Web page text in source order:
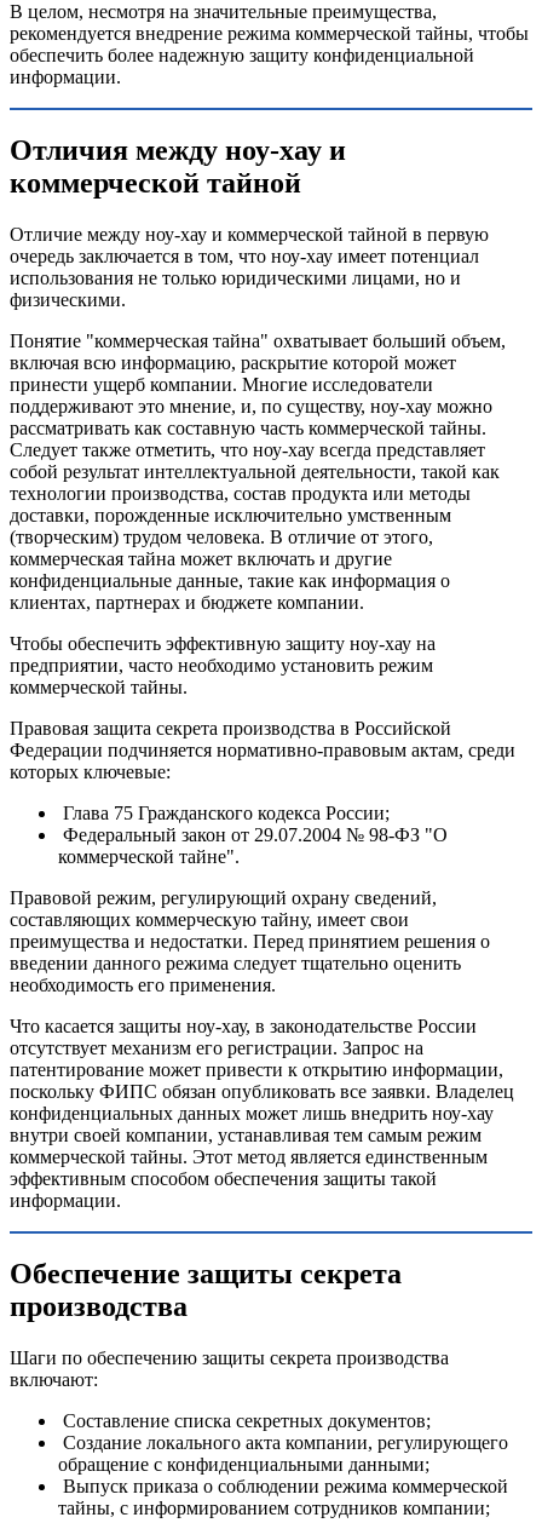
В целом, несмотря на значительные преимущества,
рекомендуется внедрение режима коммерческой тайны, чтобы
обеспечить более надежную защиту конфиденциальной
информации.
Отличия между ноу-хау и
коммерческой тайной
Отличие между ноу-хау и коммерческой тайной в первую
очередь заключается в том, что ноу-хау имеет потенциал
использования не только юридическими лицами, но и
физическими.
Понятие "коммерческая тайна" охватывает больший объем,
включая всю информацию, раскрытие которой может
принести ущерб компании. Многие исследователи
поддерживают это мнение, и, по существу, ноу-хау можно
рассматривать как составную часть коммерческой тайны.
Следует также отметить, что ноу-хау всегда представляет
собой результат интеллектуальной деятельности, такой как
технологии производства, состав продукта или методы
доставки, порожденные исключительно умственным
(творческим) трудом человека. В отличие от этого,
коммерческая тайна может включать и другие
конфиденциальные данные, такие как информация о
клиентах, партнерах и бюджете компании.
Чтобы обеспечить эффективную защиту ноу-хау на
предприятии, часто необходимо установить режим
коммерческой тайны.
Правовая защита секрета производства в Российской
Федерации подчиняется нормативно-правовым актам, среди
которых ключевые:
Глава 75 Гражданского кодекса России;
Федеральный закон от 29.07.2004 № 98-ФЗ "О
коммерческой тайне".
Правовой режим, регулирующий охрану сведений,
составляющих коммерческую тайну, имеет свои
преимущества и недостатки. Перед принятием решения о
введении данного режима следует тщательно оценить
необходимость его применения.
Что касается защиты ноу-хау, в законодательстве России
отсутствует механизм его регистрации. Запрос на
патентирование может привести к открытию информации,
поскольку ФИПС обязан опубликовать все заявки. Владелец
конфиденциальных данных может лишь внедрить ноу-хау
внутри своей компании, устанавливая тем самым режим
коммерческой тайны. Этот метод является единственным
эффективным способом обеспечения защиты такой
информации.
Обеспечение защиты секрета
производства
Шаги по обеспечению защиты секрета производства
включают:
Составление списка секретных документов;
Создание локального акта компании, регулирующего
обращение с конфиденциальными данными;
Выпуск приказа о соблюдении режима коммерческой
тайны, с информированием сотрудников компании;